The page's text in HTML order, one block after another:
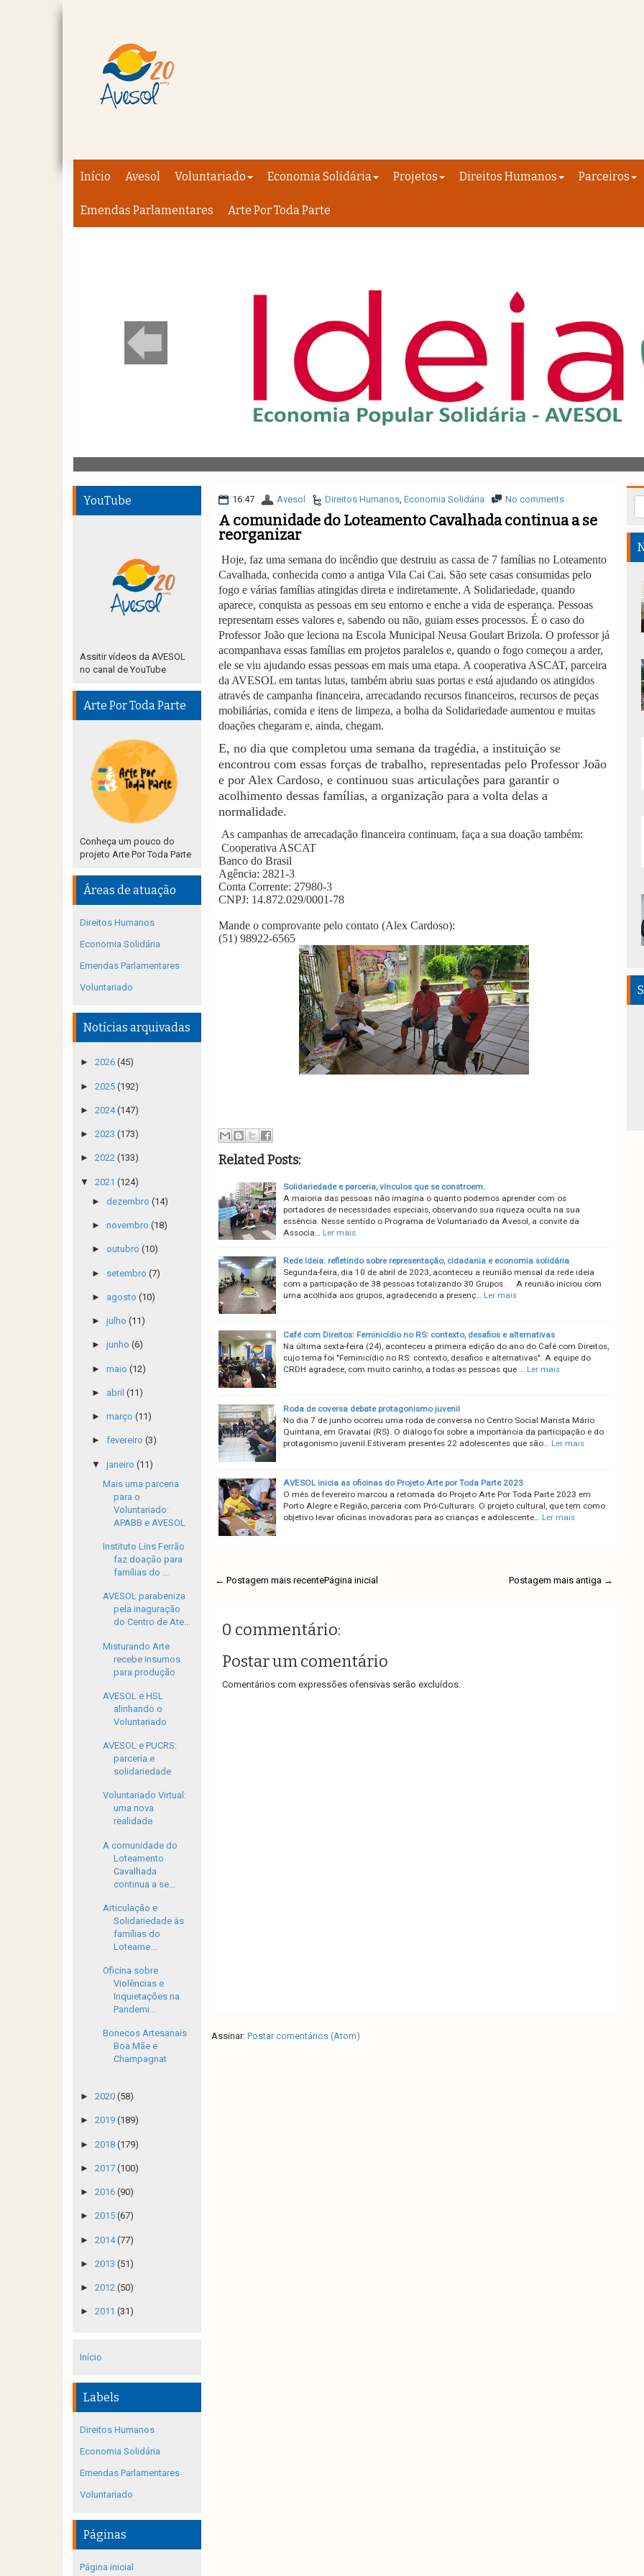
Início Avesol Voluntariado Economia Solidária Projetos Direitos Humanos Parceiros
Emendas Parlamentares Arte Por Toda Parte
16:47 Avesol Direitos Humanos, Economia Solidária No comments
A comunidade do Loteamento Cavalhada continua a se
reorganizar
Hoje, faz uma semana do incêndio que destruiu as cassa de 7 famílias no Loteamento
Cavalhada, conhecida como a antiga Vila Cai Cai. São sete casas consumidas pelo
fogo e várias famílias atingidas direta e indiretamente. A Solidariedade, quando
aparece, conquista as pessoas em seu entorno e enche a vida de esperança. Pessoas
representam esses valores e, sabendo ou não, guiam esses processos. É o caso do
Professor João que leciona na Escola Municipal Neusa Goulart Brizola. O professor já
acompanhava essas famílias em projetos paralelos e, quando o fogo começou a arder,
ele se viu ajudando essas pessoas em mais uma etapa. A cooperativa ASCAT, parceira
da AVESOL em tantas lutas, também abriu suas portas e está ajudando os atingidos
através de campanha financeira, arrecadando recursos financeiros, recursos de peças
mobiliárias, comida e itens de limpeza, a bolha da Solidariedade aumentou e muitas
doações chegaram e, ainda, chegam.
E, no dia que completou uma semana da tragédia, a instituição se
encontrou com essas forças de trabalho, representadas pelo Professor João
e por Alex Cardoso, e continuou suas articulações para garantir o
acolhimento dessas famílias, a organização para a volta delas a
normalidade.
As campanhas de arrecadação financeira continuam, faça a sua doação também:
Cooperativa ASCAT
Banco do Brasil
Agência: 2821-3
Conta Corrente: 27980-3
CNPJ: 14.872.029/0001-78
Mande o comprovante pelo contato (Alex Cardoso):
(51) 98922-6565
Related Posts:
Solidariedade e parceria, vínculos que se constroem.
A maioria das pessoas não imagina o quanto podemos aprender com os
portadores de necessidades especiais, observando sua riqueza oculta na sua
essência. Nesse sentido o Programa de Voluntariado da Avesol, a convite da
Associa…
Ler mais
Rede Ideia: refletindo sobre representação, cidadania e economia solidária
Segunda-feira, dia 10 de abril de 2023, aconteceu a reunião mensal da rede ideia
com a participação de 38 pessoas totalizando 30 Grupos. A reunião iniciou com
uma acolhida aos grupos, agradecendo a presenç…
Ler mais
Café com Direitos: Feminicídio no RS: contexto, desafios e alternativas
Na última sexta-feira (24), aconteceu a primeira edição do ano do Café com Direitos,
cujo tema foi "Feminicídio no RS: contexto, desafios e alternativas". A equipe do
CRDH agradece, com muito carinho, a todas as pessoas que …
Ler mais
Roda de coversa debate protagonismo juvenil
No dia 7 de junho ocorreu uma roda de conversa no Centro Social Marista Mário
Quintana, em Gravataí (RS). O diálogo foi sobre a importância da participação e do
protagonismo juvenil.Estiveram presentes 22 adolescentes que são…
Ler mais
AVESOL inicia as oficinas do Projeto Arte por Toda Parte 2023
O mês de fevereiro marcou a retomada do Projeto Arte Por Toda Parte 2023 em
Porto Alegre e Região, parceria com Pró-Culturars. O projeto cultural, que tem como
objetivo levar oficinas inovadoras para as crianças e adolescente…
Ler mais
← Postagem mais recente Postagem mais antiga →
Página inicial
0 commentário:
Postar um comentário
Comentários com expressões ofensivas serão excluídos.
Assinar: Postar comentários (Atom)
YouTube
Assitir vídeos da AVESOL
no canal de YouTube
Arte Por Toda Parte
Conheça um pouco do
projeto Arte Por Toda Parte
Áreas de atuação
Direitos Humanos
Economia Solidária
Emendas Parlamentares
Voluntariado
Notícias arquivadas
► 2026 (45)
► 2025 (192)
► 2024(147)
► 2023 (173)
► 2022 (133)
▼ 2021 (124)
► dezembro (14)
► novembro (18)
► outubro (10)
► setembro (7)
► agosto (10)
► julho (11)
► junho (6)
► maio (12)
► abril (11)
► março (11)
► fevereiro (3)
▼ janeiro (11)
Mais uma parceria
para o
Voluntariado:
APABB e AVESOL
Instituto Lins Ferrão
faz doação para
famílias do ...
AVESOL parabeniza
pela inaguração
do Centro de Ate...
Misturando Arte
recebe insumos
para produção
AVESOL e HSL
alinhando o
Voluntariado
AVESOL e PUCRS:
parceria e
solidariedade
Voluntariado Virtual:
uma nova
realidade
A comunidade do
Loteamento
Cavalhada
continua a se...
Articulação e
Solidariedade às
famílias do
Loteame...
Oficina sobre
Violências e
Inquietações na
Pandemi...
Bonecos Artesanais
Boa Mãe e
Champagnat
► 2020 (58)
► 2019 (189)
► 2018 (179)
► 2017 (100)
► 2016 (90)
► 2015 (67)
► 2014(77)
► 2013 (51)
► 2012 (50)
► 2011 (31)
Início
Labels
Direitos Humanos
Economia Solidária
Emendas Parlamentares
Voluntariado
Páginas
Página inicial